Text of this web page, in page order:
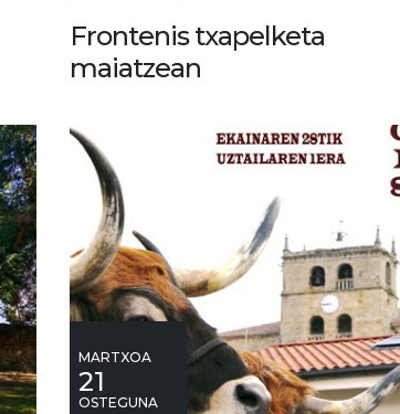
Frontenis txapelketa
maiatzean
MARTXOA
21
OSTEGUNA